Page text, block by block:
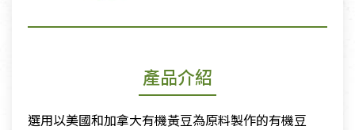
產品介紹
選用以美國和加拿大有機黃豆為原料製作的有機豆